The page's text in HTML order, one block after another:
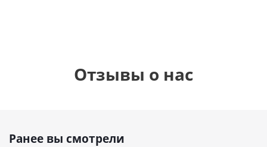
Отзывы о нас
Ранее вы смотрели